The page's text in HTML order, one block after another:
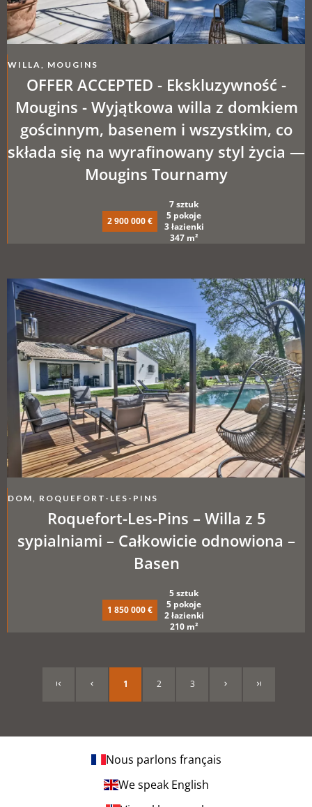
WILLA, MOUGINS
OFFER ACCEPTED - Ekskluzywność -
Mougins - Wyjątkowa willa z domkiem
gościnnym, basenem i wszystkim, co
składa się na wyrafinowany styl życia —
Mougins Tournamy
2 900 000 €
7 sztuk
5 pokoje
3 łazienki
347 m²
DOM, ROQUEFORT-LES-PINS
Roquefort-Les-Pins – Willa z 5
sypialniami – Całkowicie odnowiona –
Basen
1 850 000 €
5 sztuk
5 pokoje
2 łazienki
210 m²
1 2 3
Nous parlons français
We speak English